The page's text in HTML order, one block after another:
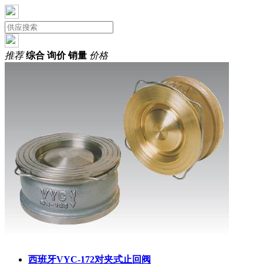
推荐 综合 询价 销量 价格
西班牙VYC-172对夹式止回阀